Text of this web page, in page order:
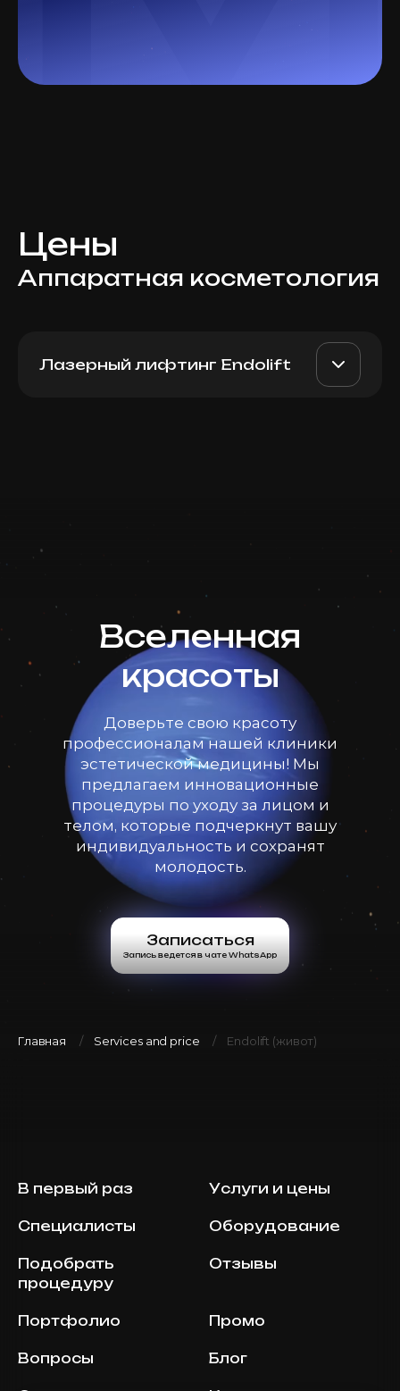
Цены
Аппаратная косметология
Лазерный лифтинг Endolift
Вселенная
красоты
Доверьте свою красоту
профессионалам нашей клиники
эстетической медицины! Мы
предлагаем инновационные
процедуры по уходу за лицом и
телом, которые подчеркнут вашу
индивидуальность и сохранят
молодость.
Записаться
Запись ведется в чате WhatsApp
Главная Services and price Endolift (живот)
В первый раз Услуги и цены
Специалисты Оборудование
Подобрать
процедуру
Отзывы
Портфолио Промо
Вопросы Блог